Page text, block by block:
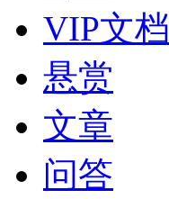
VIP文档
悬赏
文章
问答